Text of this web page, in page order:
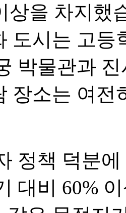
상을 차지했
도시는 고등
박물관과
장소는 여전
정책 덕분
대비 60%